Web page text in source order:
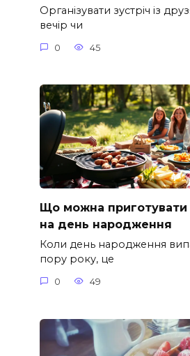
Організувати зустріч із
вечір чи
0 45
Що можна приготувати
на день народження
Коли день народження
пору року, це
0 49